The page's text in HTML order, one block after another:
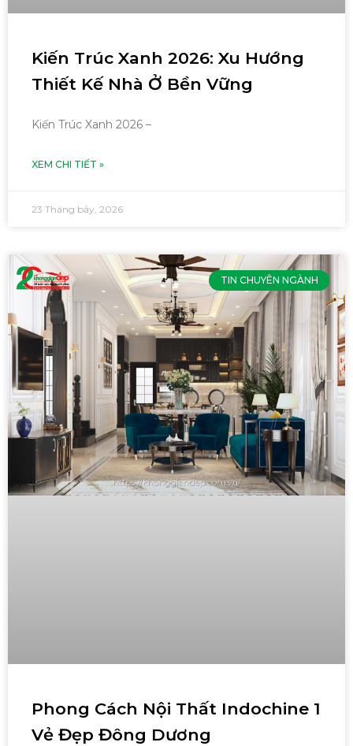
Kiến Trúc Xanh 2026: Xu Hướng
Thiết Kế Nhà Ở Bền Vững
Kiến Trúc Xanh 2026 –
XEM CHI TIẾT »
23 Tháng bảy, 2026
TIN CHUYÊN NGÀNH
Phong Cách Nội Thất Indochine 1
Vẻ Đẹp Đông Dương